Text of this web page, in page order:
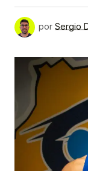
por Sergio